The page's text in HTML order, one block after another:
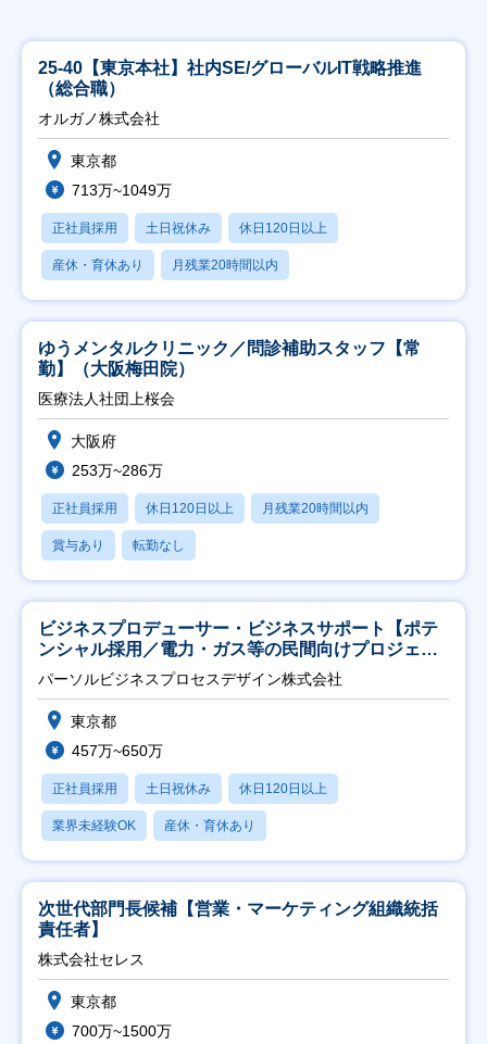
25-40【東京本社】社内SE/グローバルIT戦略推進
（総合職）
オルガノ株式会社
東京都
713万~1049万
正社員採用 土日祝休み 休日120日以上
産休・育休あり 月残業20時間以内
ゆうメンタルクリニック／問診補助スタッフ【常
勤】（大阪梅田院）
医療法人社団上桜会
大阪府
253万~286万
正社員採用 休日120日以上 月残業20時間以内
賞与あり 転勤なし
ビジネスプロデューサー・ビジネスサポート【ポテ
ンシャル採用／電力・ガス等の民間向けプロジェク
ト推進】
パーソルビジネスプロセスデザイン株式会社
東京都
457万~650万
正社員採用 土日祝休み 休日120日以上
業界未経験OK 産休・育休あり
次世代部門長候補【営業・マーケティング組織統括
責任者】
株式会社セレス
東京都
700万~1500万